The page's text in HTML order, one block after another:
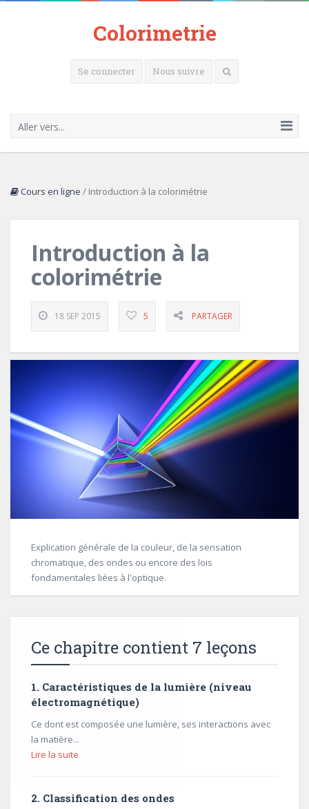
Colorimetrie
Se connecter Nous suivre
Aller vers...
Cours en ligne / Introduction à la colorimétrie
Introduction à la
colorimétrie
18 SEP 2015 5 PARTAGER
Explication générale de la couleur, de la sensation
chromatique, des ondes ou encore des lois
fondamentales liées à l'optique.
Ce chapitre contient 7 leçons
1. Caractéristiques de la lumière (niveau
électromagnétique)
Ce dont est composée une lumière, ses interactions avec
la matière...
Lire la suite
2. Classification des ondes